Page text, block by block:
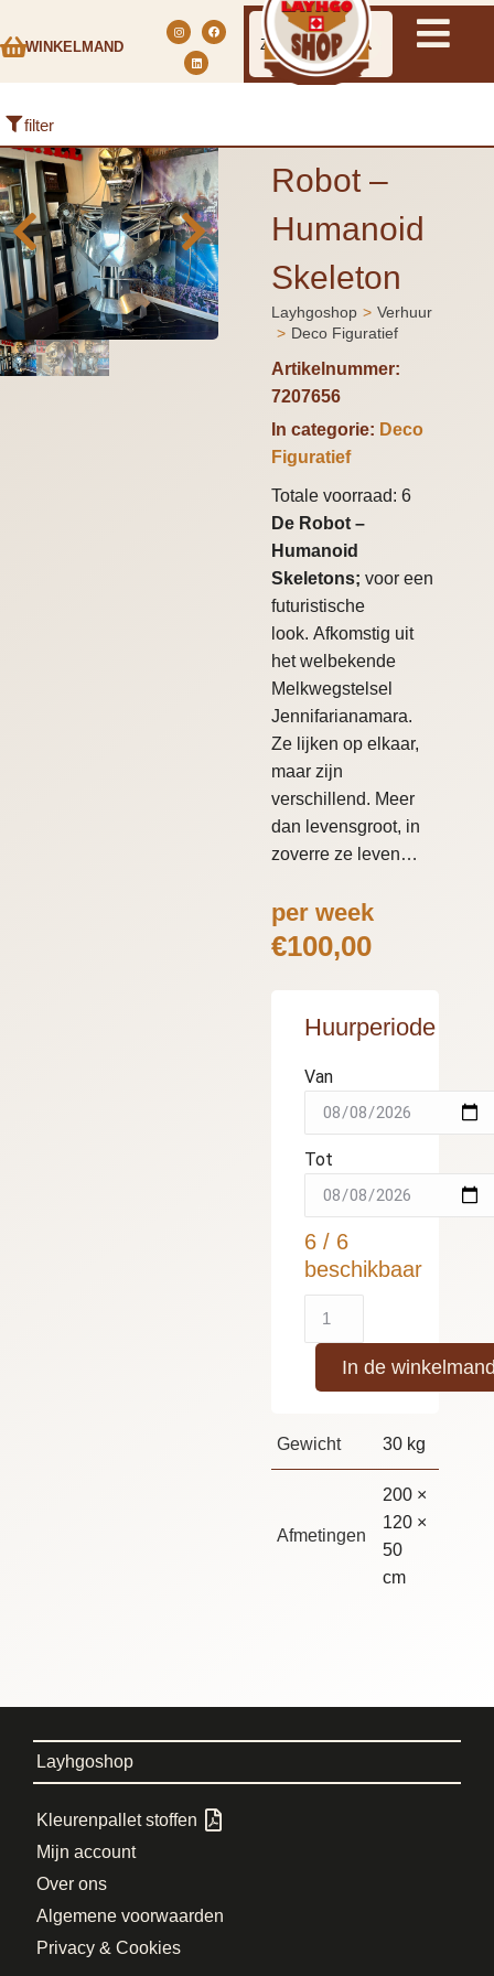
WINKELMAND
filter
Robot –
Humanoid
Skeleton
Je bent hier:
Layhgoshop
Verhuur
Deco Figuratief
Artikelnummer:
7207656
In categorie: Deco
Figuratief
Totale voorraad: 6
De Robot –
Humanoid
Skeletons; voor een
futuristische
look. Afkomstig uit
het welbekende
Melkwegstelsel
Jennifarianamara.
Ze lijken op elkaar,
maar zijn
verschillend. Meer
dan levensgroot, in
zoverre ze leven…
per week
€100,00
Huurperiode
Van
Tot
6 / 6
beschikbaar
In de
Gewicht 30 kg
Afmetingen
200 ×
120 ×
50
cm
Layhgoshop
Kleurenpallet stoffen
Mijn account
Over ons
Algemene voorwaarden
Privacy & Cookies